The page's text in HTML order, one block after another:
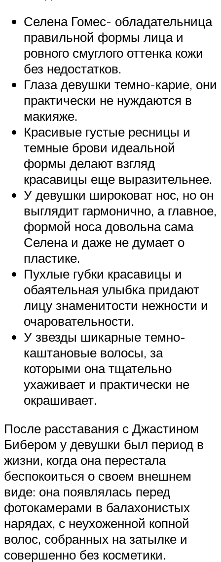
Селена Гомес- обладательница
правильной формы лица и
ровного смуглого оттенка кожи
без недостатков.
Глаза девушки темно-карие, они
практически не нуждаются в
макияже.
Красивые густые ресницы и
темные брови идеальной
формы делают взгляд
красавицы еще выразительнее.
У девушки широковат нос, но он
выглядит гармонично, а главное,
формой носа довольна сама
Селена и даже не думает о
пластике.
Пухлые губки красавицы и
обаятельная улыбка придают
лицу знаменитости нежности и
очаровательности.
У звезды шикарные темно-
каштановые волосы, за
которыми она тщательно
ухаживает и практически не
окрашивает.
После расставания с Джастином
Бибером у девушки был период в
жизни, когда она перестала
беспокоиться о своем внешнем
виде: она появлялась перед
фотокамерами в балахонистых
нарядах, с неухоженной копной
волос, собранных на затылке и
совершенно без косметики.